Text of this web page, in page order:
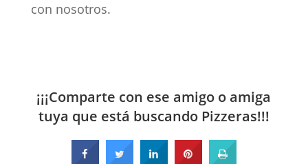
con nosotros.
¡¡¡Comparte con ese amigo o amiga
tuya que está buscando Pizzeras!!!